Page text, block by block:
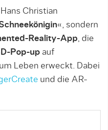
Chris­tian
«, sondern
Rea­lity-App, die
Pop-up auf
Leben erweckt. Dabei
und die AR-